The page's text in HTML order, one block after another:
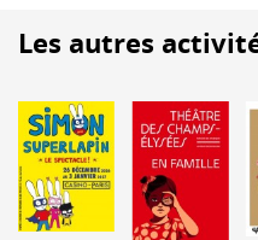
Les autres